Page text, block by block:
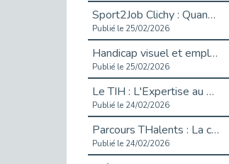
Sport2Job Clichy : Quand le terrain devient le plus beau des bureaux
Publié le 25/02/2026
Handicap visuel et emploi : lever les obstacles pour révéler les - vidéo
Publié le 25/02/2026
Le TIH : L'Expertise au Service de l'Inclusion
Publié le 24/02/2026
Parcours THalents : La complémentarité au service de l'Emploi.
Publié le 24/02/2026